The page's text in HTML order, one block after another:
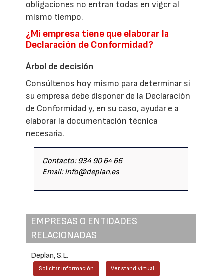
obligaciones no entran todas en vigor al
mismo tiempo.
¿Mi empresa tiene que elaborar la
Declaración de Conformidad?
Árbol de decisión
Consúltenos hoy mismo para determinar si
su empresa debe disponer de la Declaración
de Conformidad y, en su caso, ayudarle a
elaborar la documentación técnica
necesaria.
Contacto: 934 90 64 66
Email: info@deplan.es
EMPRESAS O ENTIDADES
RELACIONADAS
Deplan, S.L.
Solicitar información Ver stand virtual